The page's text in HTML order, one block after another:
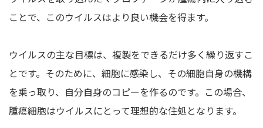
ことで、このウイルスはより良い機会を得ます。
ウイルスの主な目標は、複製をできるだけ多く繰り返すこ
とです。そのために、細胞に感染し、その細胞自身の機構
を乗っ取り、自分自身のコピーを作るのです。この場合、
腫瘍細胞はウイルスにとって理想的な住処となります。